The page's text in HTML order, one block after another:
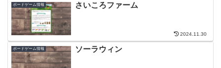
ボードゲーム情報 さいころファーム
2024.11.30
ボードゲーム情報 ソーラウィン